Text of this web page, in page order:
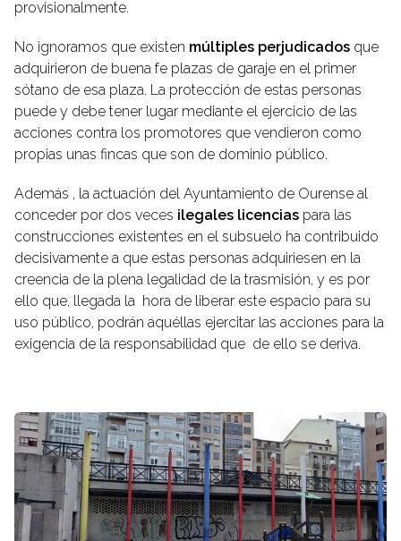
provisionalmente.
No ignoramos que existen múltiples perjudicados que
adquirieron de buena fe plazas de garaje en el primer
sótano de esa plaza. La protección de estas personas
puede y debe tener lugar mediante el ejercicio de las
acciones contra los promotores que vendieron como
propias unas fincas que son de dominio público.
Además , la actuación del Ayuntamiento de Ourense al
conceder por dos veces ilegales licencias para las
construcciones existentes en el subsuelo ha contribuido
decisivamente a que estas personas adquiriesen en la
creencia de la plena legalidad de la trasmisión, y es por
ello que, llegada la hora de liberar este espacio para su
uso público, podrán aquéllas ejercitar las acciones para la
exigencia de la responsabilidad que de ello se deriva.